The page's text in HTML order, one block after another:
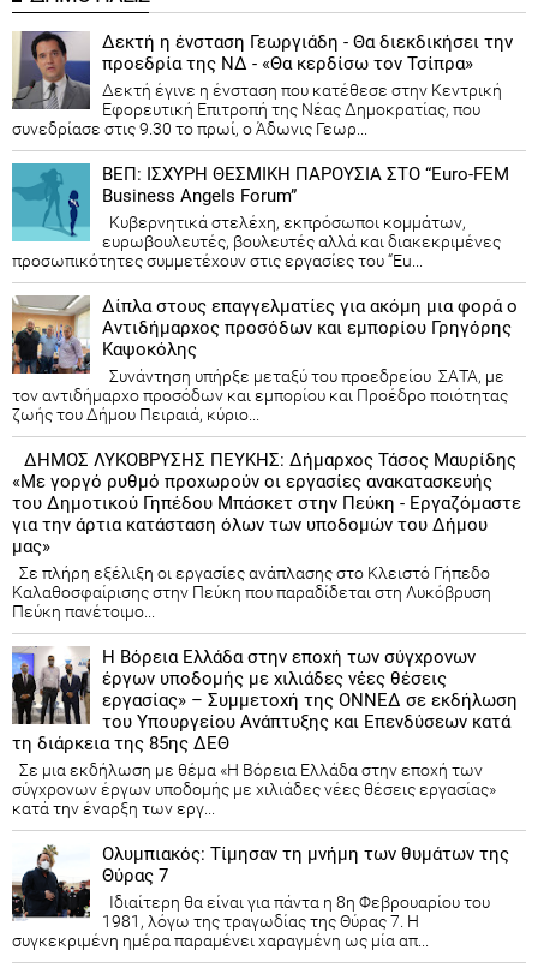
Δεκτή η ένσταση Γεωργιάδη - Θα διεκδικήσει την
προεδρία της ΝΔ - «Θα κερδίσω τον Τσίπρα»
Δεκτή έγινε η ένσταση που κατέθεσε στην Κεντρική
Εφορευτική Επιτροπή της Νέας Δημοκρατίας, που
συνεδρίασε στις 9.30 το πρωί, ο Άδωνις Γεωρ...
ΒΕΠ: ΙΣΧΥΡΗ ΘΕΣΜΙΚΗ ΠΑΡΟΥΣΙΑ ΣΤΟ “Euro-FEM
Business Angels Forum”
Κυβερνητικά στελέχη, εκπρόσωποι κομμάτων,
ευρωβουλευτές, βουλευτές αλλά και διακεκριμένες
προσωπικότητες συμμετέχουν στις εργασίες του “Eu...
Δίπλα στους επαγγελματίες για ακόμη μια φορά ο
Αντιδήμαρχος προσόδων και εμπορίου Γρηγόρης
Καψοκόλης
Συνάντηση υπήρξε μεταξύ του προεδρείου ΣΑΤΑ, με
τον αντιδήμαρχο προσόδων και εμπορίου και Προέδρο ποιότητας
ζωής του Δήμου Πειραιά, κύριο...
ΔΗΜΟΣ ΛΥΚΟΒΡΥΣΗΣ ΠΕΥΚΗΣ: Δήμαρχος Τάσος Μαυρίδης
«Με γοργό ρυθμό προχωρούν οι εργασίες ανακατασκευής
του Δημοτικού Γηπέδου Μπάσκετ στην Πεύκη - Εργαζόμαστε
για την άρτια κατάσταση όλων των υποδομών του Δήμου
μας»
Σε πλήρη εξέλιξη οι εργασίες ανάπλασης στο Κλειστό Γήπεδο
Καλαθοσφαίρισης στην Πεύκη που παραδίδεται στη Λυκόβρυση
Πεύκη πανέτοιμο...
Η Βόρεια Ελλάδα στην εποχή των σύγχρονων
έργων υποδομής με χιλιάδες νέες θέσεις
εργασίας» – Συμμετοχή της ΟΝΝΕΔ σε εκδήλωση
του Υπουργείου Ανάπτυξης και Επενδύσεων κατά
τη διάρκεια της 85ης ΔΕΘ
Σε μια εκδήλωση με θέμα «Η Βόρεια Ελλάδα στην εποχή των
σύγχρονων έργων υποδομής με χιλιάδες νέες θέσεις εργασίας»
κατά την έναρξη των εργ...
Ολυμπιακός: Τίμησαν τη μνήμη των θυμάτων της
Θύρας 7
Ιδιαίτερη θα είναι για πάντα η 8η Φεβρουαρίου του
1981, λόγω της τραγωδίας της Θύρας 7. Η
συγκεκριμένη ημέρα παραμένει χαραγμένη ως μία απ...